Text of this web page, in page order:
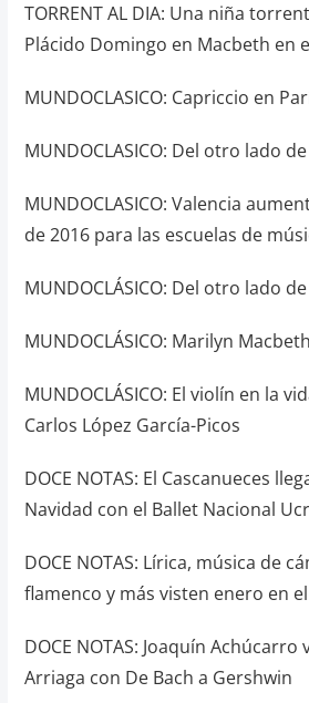
TORRENT AL DIA: Una niña
Plácido Domingo en Macbeth en
MUNDOCLASICO: Capriccio en
MUNDOCLASICO: Del otro lado
MUNDOCLASICO: Valencia
de 2016 para las escuelas de
MUNDOCLÁSICO: Del otro lado
MUNDOCLÁSICO: Marilyn Macbeth
MUNDOCLÁSICO: El violín en la
Carlos López García-Picos
DOCE NOTAS: El Cascanueces
Navidad con el Ballet Nacional
DOCE NOTAS: Lírica, música de
flamenco y más visten enero en
DOCE NOTAS: Joaquín Achúcarro
Arriaga con De Bach a Gershwin